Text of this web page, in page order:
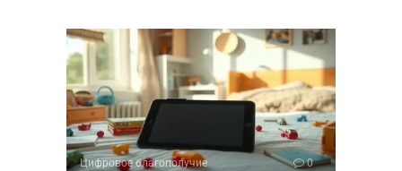
Цифровое благополучие 0